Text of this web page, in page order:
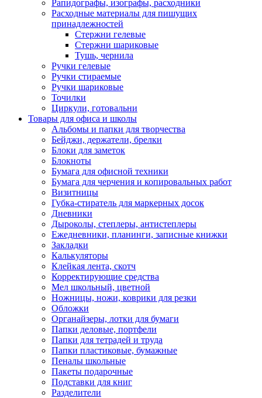
Рапидографы, изографы, расходники
Расходные материалы для пишущих
принадлежностей
Стержни гелевые
Стержни шариковые
Тушь, чернила
Ручки гелевые
Ручки стираемые
Ручки шариковые
Точилки
Циркули, готовальни
Товары для офиса и школы
Альбомы и папки для творчества
Бейджи, держатели, брелки
Блоки для заметок
Блокноты
Бумага для офисной техники
Бумага для черчения и копировальных работ
Визитницы
Губка-стиратель для маркерных досок
Дневники
Дыроколы, степлеры, антистеплеры
Ежедневники, планинги, записные книжки
Закладки
Калькуляторы
Клейкая лента, скотч
Корректирующие средства
Мел школьный, цветной
Ножницы, ножи, коврики для резки
Обложки
Органайзеры, лотки для бумаги
Папки деловые, портфели
Папки для тетрадей и труда
Папки пластиковые, бумажные
Пеналы школьные
Пакеты подарочные
Подставки для книг
Разделители